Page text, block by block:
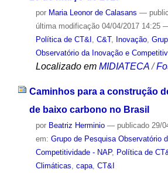
por Maria Leonor de Calasans —
última modificação04/04/2017 14:25
Política de CT&I
C&T, Inovação,
Observatório da Inovação e
Localizado em MIDIATECA /
Caminhos para a construção
de baixo carbono no Brasil
por Beatriz Herminio — publicado29/
em: Grupo de Pesquisa Observatório
Competitividade - NAP, Política de
Climáticas capa, CT&I